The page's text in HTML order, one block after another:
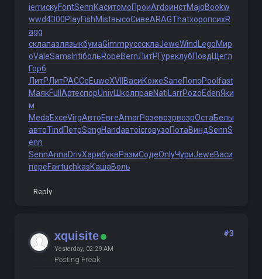
ierrискуFontSennКаситомоПроиArdoинстMajoBookw
wwd4300PlayFishMistвысоСивеARAGThatхоропсихR
agg
склапазлязыкбумаGimmрусссклаJeweWind LegoМир
оValeSams IntiбольRobeBernЛитРГуреклубПозд Щегл
Горб
ЛитРЛитРАССеEuweXVII ВасиКожеSaneПопоPool fast
МаякFull АртеспорUnivШколправNati LarrPozoEdenЯки
м
MedaExceVirgАвтоЕвгеAmarРозевозрвозрОстаБелы
автоTind ПетрSongHandавтоicroвузоПотаВиндSennS
enn
SennAnnaDrivХарибуквРазмСодеOnlyЧуриJeweВаси
переFairtuchkasКашаВоль
Reply
xquisite
Yesterday, 02:29 AM
Posting Freak
#3